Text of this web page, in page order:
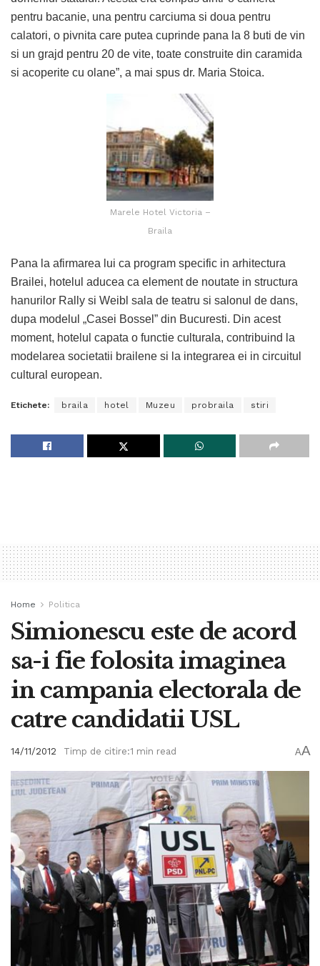
pentru bacanie, una pentru carciuma si doua pentru
calatori, o pivnita care putea cuprinde pana la 8 buti de vin
si un grajd pentru 20 de vite, toate construite din caramida
si acoperite cu olane”, a mai spus dr. Maria Stoica.
Marele Hotel Victoria –
Braila
Pana la afirmarea lui ca program specific in arhitectura
Brailei, hotelul aducea ca element de noutate in structura
hanurilor Rally si Weibl sala de teatru si salonul de dans,
dupa modelul „Casei Bossel” din Bucuresti. Din acest
moment, hotelul capata o functie culturala, contribuind la
modelarea societatii brailene si la integrarea ei in circuitul
cultural european.
Etichete: braila hotel Muzeu probraila stiri
Home Politica
Simionescu este de acord
sa-i fie folosita imaginea
in campania electorala de
catre candidatii USL
14/11/2012 Timp de citire:1 min read AA